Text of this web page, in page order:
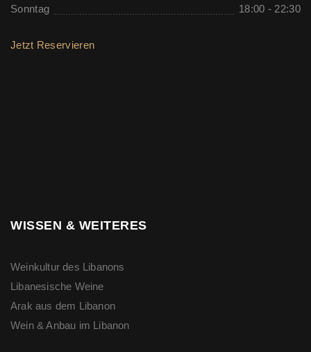
Sonntag 18:00 - 22:30
Jetzt Reservieren
WISSEN & WEITERES
Weinkultur des Libanons
Libanesische Weine
Arak aus dem Libanon
Wein & Anbau im Libanon